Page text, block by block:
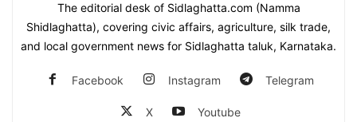
The editorial desk of Sidlaghatta.com (Namma
Shidlaghatta), covering civic affairs, agriculture, silk trade,
and local government news for Sidlaghatta taluk, Karnataka.
Facebook Instagram Telegram
X Youtube